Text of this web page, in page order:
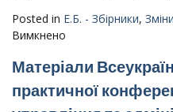
трансформацій»
Київ,
17–
18
Posted in Е.Б. - Збірники, Зміни
Вимкнено
Всеукраїнської
науково-
практичної
Матеріали
практичної